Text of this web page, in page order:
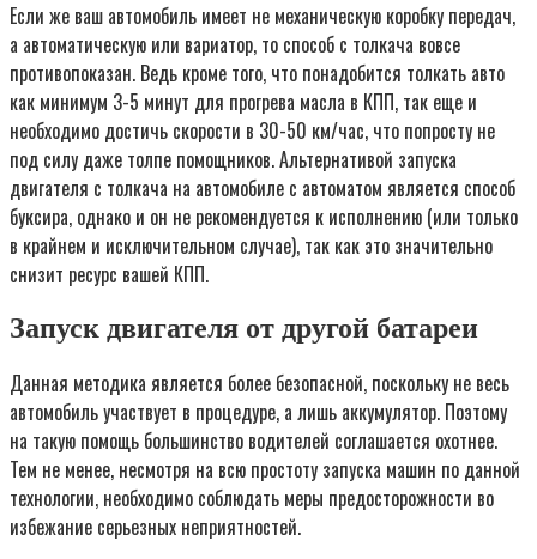
Если же ваш автомобиль имеет не механическую коробку передач,
а автоматическую или вариатор, то способ с толкача вовсе
противопоказан. Ведь кроме того, что понадобится толкать авто
как минимум 3-5 минут для прогрева масла в КПП, так еще и
необходимо достичь скорости в 30-50 км/час, что попросту не
под силу даже толпе помощников. Альтернативой запуска
двигателя с толкача на автомобиле с автоматом является способ
буксира, однако и он не рекомендуется к исполнению (или только
в крайнем и исключительном случае), так как это значительно
снизит ресурс вашей КПП.
Запуск двигателя от другой батареи
Данная методика является более безопасной, поскольку не весь
автомобиль участвует в процедуре, а лишь аккумулятор. Поэтому
на такую помощь большинство водителей соглашается охотнее.
Тем не менее, несмотря на всю простоту запуска машин по данной
технологии, необходимо соблюдать меры предосторожности во
избежание серьезных неприятностей.